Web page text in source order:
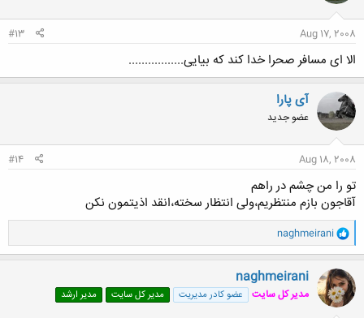
Aug 17, 2008
#13
الا ای مسافر صحرا خدا کند که بیایی.................
آی پارا
عضو جدید
Aug 18, 2008
#14
تو را من چشم در راهم
آقاجون بازم منتظریم،ولی انتظار سخته،انقد اذیتمون نکن
و
ا
ک
ن
ش
ه
ا
naghmeirani
naghmeirani
مدیر کل سایت عضو کادر مدیریت مدیر کل سایت مدیر ارشد